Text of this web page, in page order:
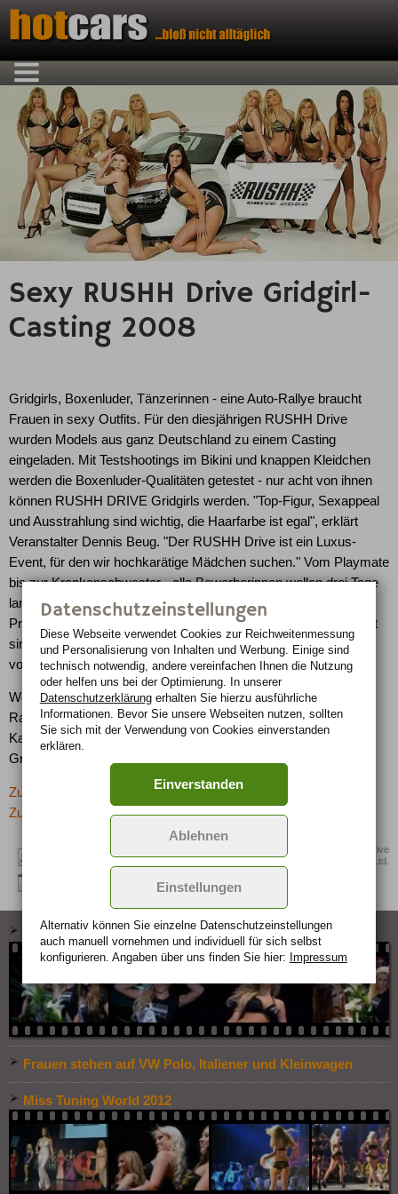
Sexy RUSHH Drive Gridgirl-
Casting 2008
Gridgirls, Boxenluder, Tänzerinnen - eine Auto-Rallye braucht
Frauen in sexy Outfits. Für den diesjährigen RUSHH Drive
wurden Models aus ganz Deutschland zu einem Casting
eingeladen. Mit Testshootings im Bikini und knappen Kleidchen
werden die Boxenluder-Qualitäten getestet - nur acht von ihnen
können RUSHH DRIVE Gridgirls werden. "Top-Figur, Sexappeal
und Ausstrahlung sind wichtig, die Haarfarbe ist egal", erklärt
Veranstalter Dennis Beug. "Der RUSHH Drive ist ein Luxus-
Event, für den wir hochkarätige Mädchen suchen." Vom Playmate
bis zur Krankenschwester - alle Bewerberinnen wollen drei Tage
lang mit teuersten Autos Deutschland durchqueren und mit den
Promis in den angesagtesten Clubs feiern. Besonders gespannt
sind die Mädels auf US-Star Eddie Morales: Chef-Choreograph
von Justin Timberlake und Trauzeuge von Kevin Federline.
Wer es bis zu den Stars auf den Roten Teppich schafft und die
Rallye begleiten darf, entscheidet unter anderem Sebastian
Kamps, Mitveranstalter und Organisator des Events: "Die
Gridgirls sind fester Bestandteil des großen Motorsports."
Zurück zur letzten Seite
Zur Übersicht: -> Kurioses
Quelle: RUSHH Drive
Ltd.
Miss Tuning 2013
Frauen stehen auf VW Polo, Italiener und Kleinwagen
Miss Tuning World 2012
Datenschutzeinstellungen
Diese Webseite verwendet Cookies zur Reichweiten­messung
und Personalisierung von Inhalten und Werbung. Einige sind
technisch notwendig, andere vereinfachen Ihnen die Nutzung
oder helfen uns bei der Optimierung. In unserer
Datenschutzerklärungerhalten Sie hierzu ausführliche
Informationen. Bevor Sie unsere Webseiten nutzen, sollten
Sie sich mit der Verwendung von Cookies einverstanden
erklären.
Einverstanden
Ablehnen
Einstellungen
Alternativ können Sie einzelne Datenschutz­ein­stellungen
auch manuell vor­nehmen und indivi­duell für sich selbst
konfigurieren. Angaben über uns finden Sie hier: Impressum